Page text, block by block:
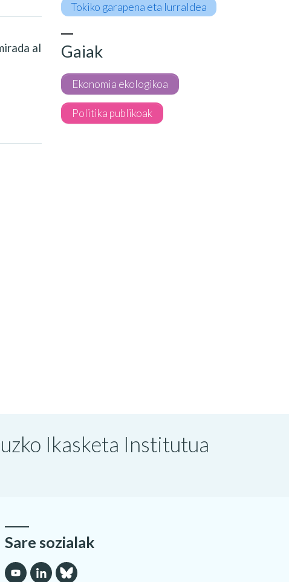
al
Tokiko garapena eta lurraldea
Gaiak
Ekonomia ekologikoa
Politika publikoak
Ikasketa Institutua
Sare sozialak